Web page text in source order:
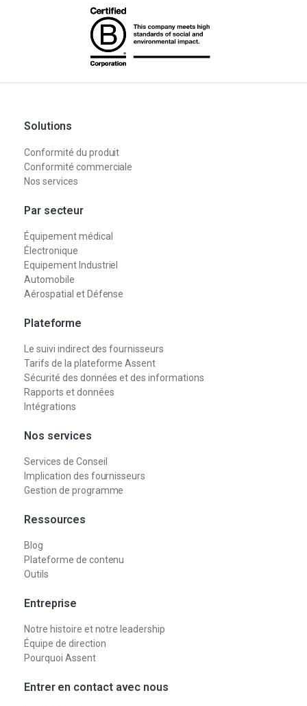
Solutions
Conformité du produit
Conformité commerciale
Nos services
Par secteur
Équipement médical
Électronique
Equipement Industriel
Automobile
Aérospatial et Défense
Plateforme
Le suivi indirect des fournisseurs
Tarifs de la plateforme Assent
Sécurité des données et des informations
Rapports et données
Intégrations
Nos services
Services de Conseil
Implication des fournisseurs
Gestion de programme
Ressources
Blog
Plateforme de contenu
Outils
Entreprise
Notre histoire et notre leadership
Équipe de direction
Pourquoi Assent
Entrer en contact avec nous